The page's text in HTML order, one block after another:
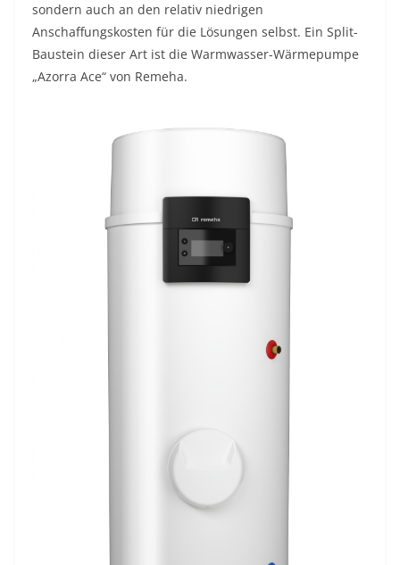
sondern auch an den relativ niedrigen
Anschaffungskosten für die Lösungen selbst. Ein Split-
Baustein dieser Art ist die Warmwasser-Wärmepumpe
„Azorra Ace“ von Remeha.